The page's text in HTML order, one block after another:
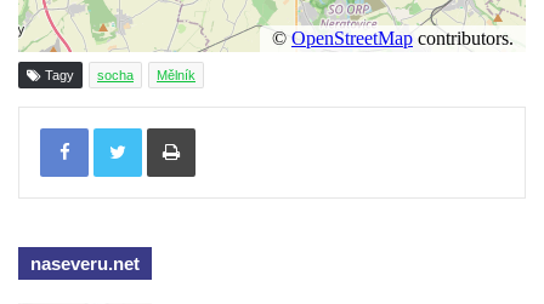
Kamenném Újezdě
Pamětní kámen družebních obcí Kamenný
Újezd a Krauchthal v parku na Náměstí v
Socha na náměstí J. V. Kamarýta ve
Velešíně
Tagy socha Mělník
Tisknout
naseveru.net